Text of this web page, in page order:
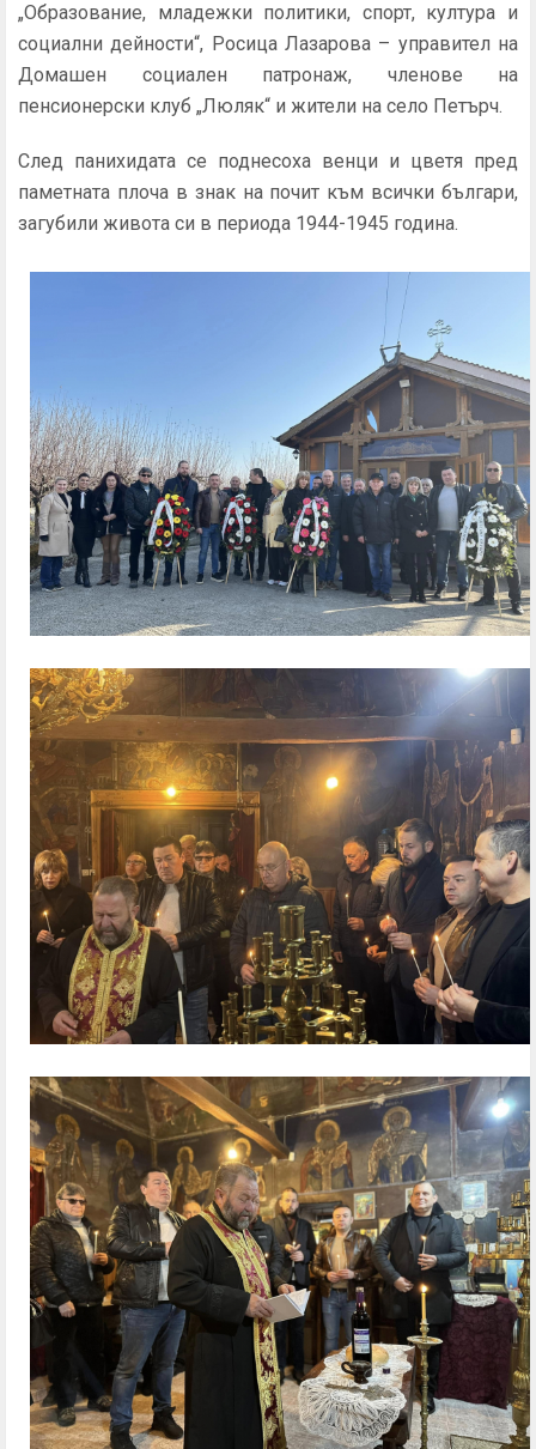
„Образование, младежки политики, спорт, култура и
социални дейности“, Росица Лазарова – управител на
Домашен социален патронаж, членове на
пенсионерски клуб „Люляк“ и жители на село Петърч.
След панихидата се поднесоха венци и цветя пред
паметната плоча в знак на почит към всички българи,
загубили живота си в периода 1944-1945 година.